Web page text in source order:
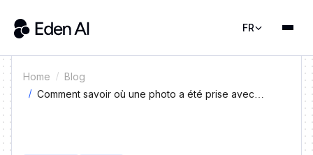
FR
Home
Blog
Comment savoir où une photo a été prise avec